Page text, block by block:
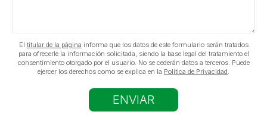
El titular de la página informa que los datos de este formulario serán tratados
para ofrecerle la información solicitada, siendo la base legal del tratamiento el
consentimiento otorgado por el usuario. No se cederán datos a terceros. Puede
ejercer los derechos como se explica en la Política de Privacidad.